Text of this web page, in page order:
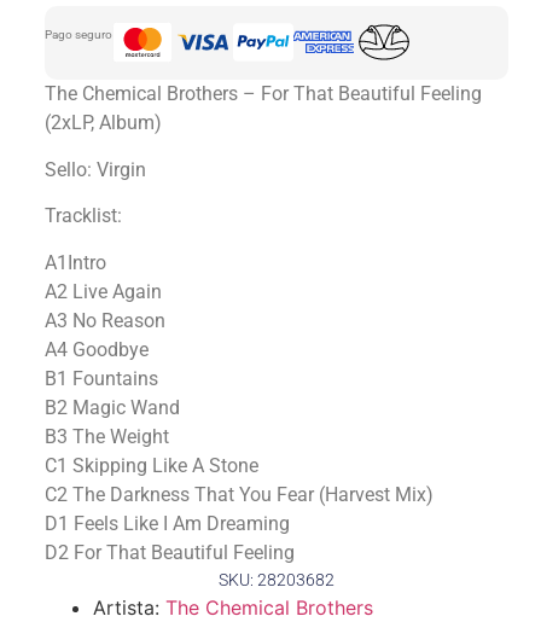
Pago seguro
The Chemical Brothers – For That Beautiful Feeling
(2xLP, Album)
Sello: Virgin
Tracklist:
A1Intro
A2 Live Again
A3 No Reason
A4 Goodbye
B1 Fountains
B2 Magic Wand
B3 The Weight
C1 Skipping Like A Stone
C2 The Darkness That You Fear (Harvest Mix)
D1 Feels Like I Am Dreaming
D2 For That Beautiful Feeling
SKU: 28203682
Artista: The Chemical Brothers